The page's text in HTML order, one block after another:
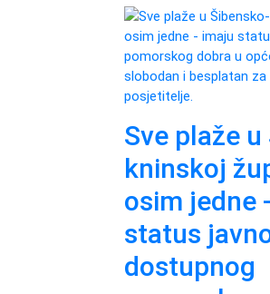
Sve plaže
kninskoj
osim jedne
status
dostupnog